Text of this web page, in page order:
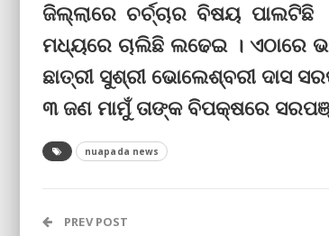
ଜିଲ୍ଲାରେ ଚର୍ଚ୍ଚାର ବିଷୟ ପାଲଟିଛି
ମଧ୍ୟରେ ଚାଲିଛି ଲଢେଇ । ଏଠାରେ
ଛାତ୍ରୀ ସୁଶ୍ରୀ ଭୋଲେଶ୍ବରୀ ଦାସ
୩ ଜଣ ମାମୁଁ ତାଙ୍କ ବିପକ୍ଷରେ
nuapada news
PREV POST